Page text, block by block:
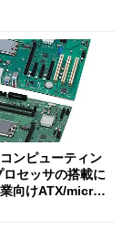
ンピューティン
セッサの搭載に
向けATX/micro